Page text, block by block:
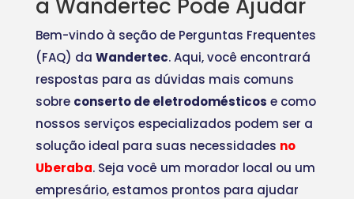
a Wandertec Pode Ajudar
Bem-vindo à seção de Perguntas Frequentes
(FAQ) da Wandertec. Aqui, você encontrará
respostas para as dúvidas mais comuns
sobre conserto de eletrodomésticos e como
nossos serviços especializados podem ser a
solução ideal para suas necessidades no
Uberaba. Seja você um morador local ou um
empresário, estamos prontos para ajudar